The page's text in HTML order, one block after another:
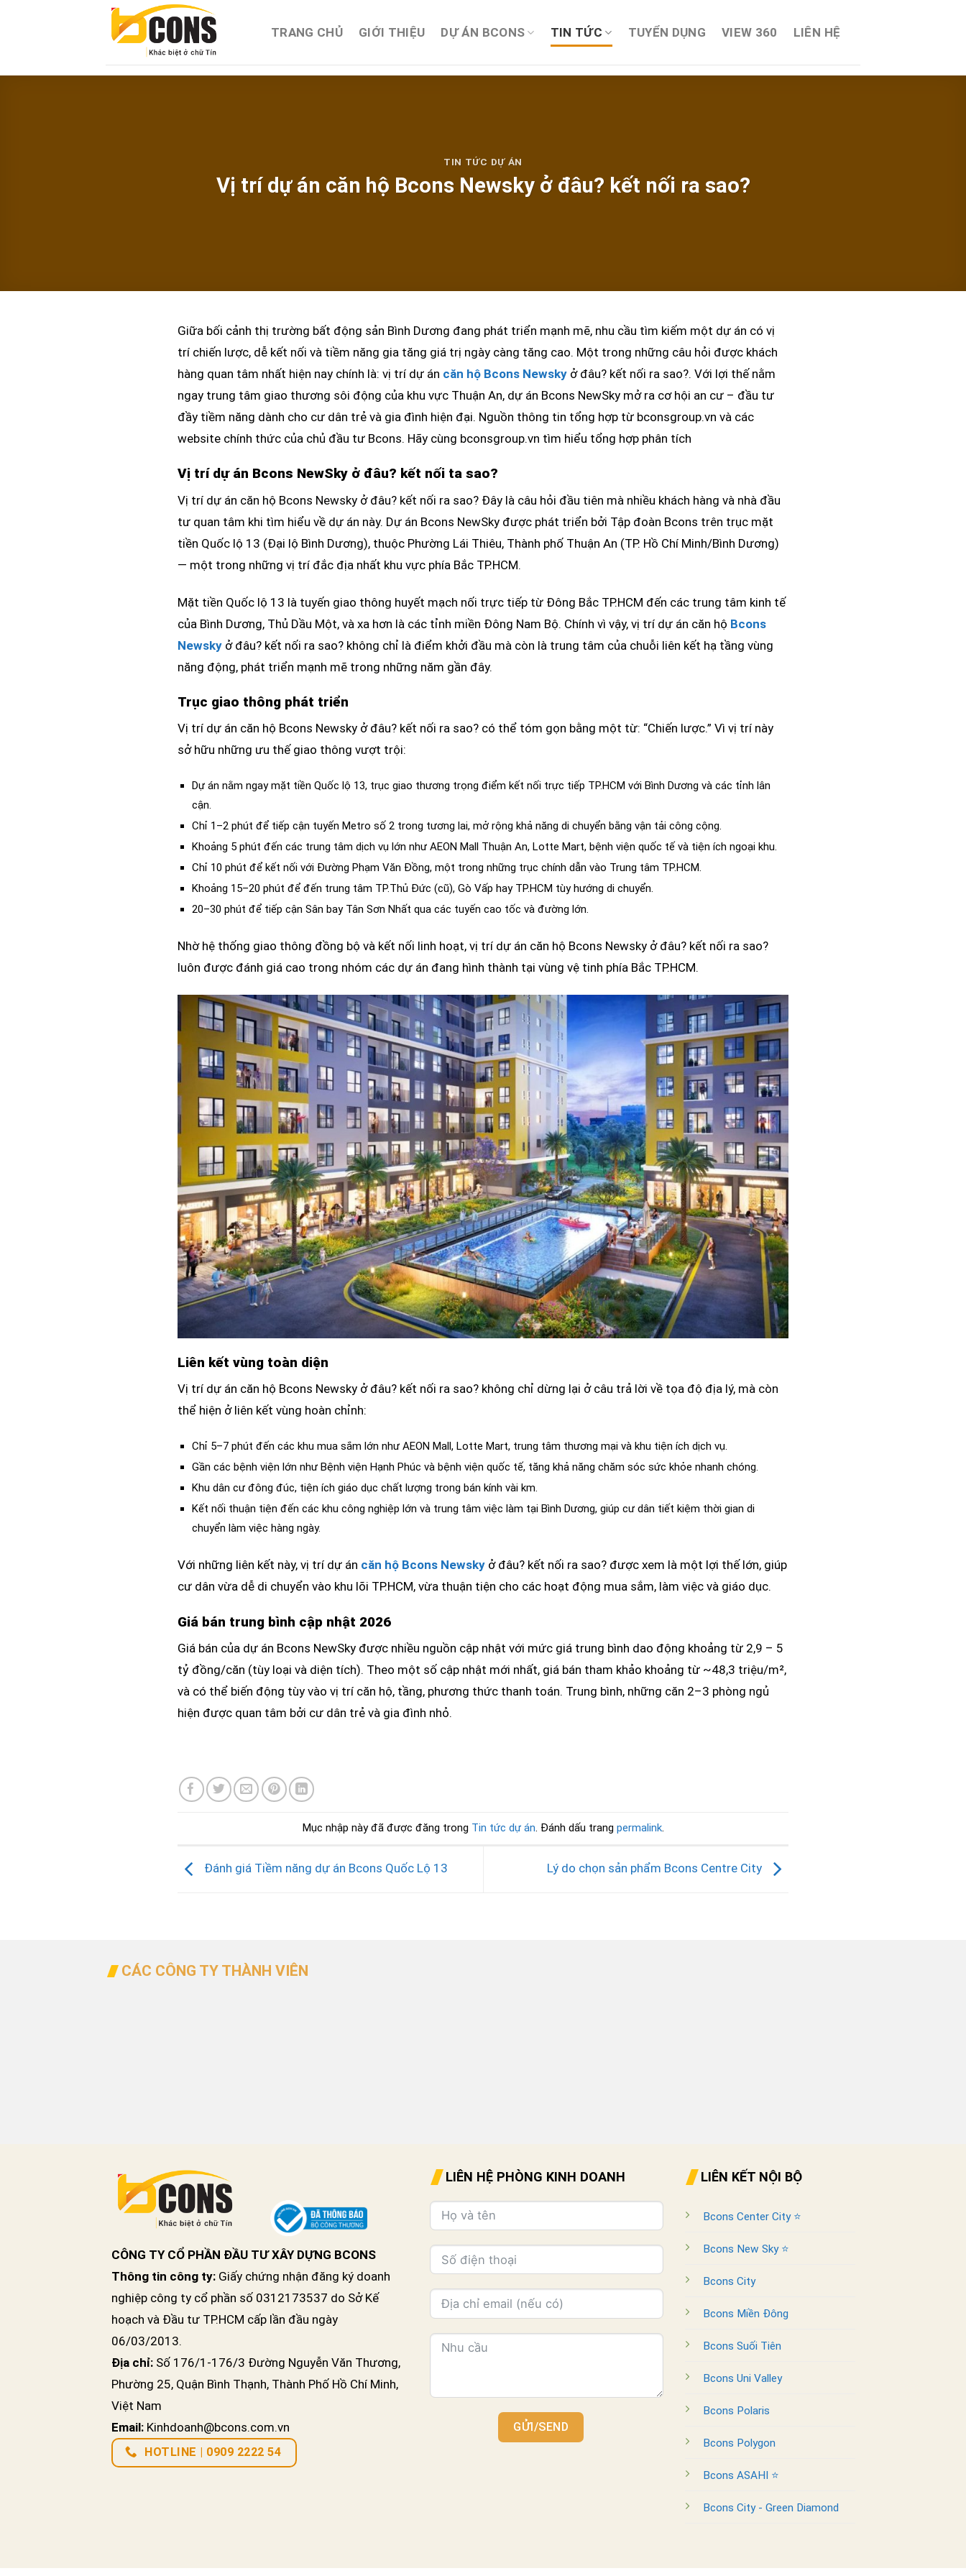
dung
TRANG CHỦ GIỚI THIỆU DỰ ÁN BCONS TIN TỨC TUYỂN DỤNG VIEW 360 LIÊN HỆ
TIN TỨC DỰ ÁN
Vị trí dự án căn hộ Bcons Newsky ở đâu? kết nối ra sao?
Giữa bối cảnh thị trường bất động sản Bình Dương đang phát triển mạnh mẽ, nhu cầu tìm kiếm một dự án có vị
trí chiến lược, dễ kết nối và tiềm năng gia tăng giá trị ngày càng tăng cao. Một trong những câu hỏi được khách
hàng quan tâm nhất hiện nay chính là: vị trí dự án căn hộ Bcons Newsky ở đâu? kết nối ra sao?. Với lợi thế nằm
ngay trung tâm giao thương sôi động của khu vực Thuận An, dự án Bcons NewSky mở ra cơ hội an cư – đầu tư
đầy tiềm năng dành cho cư dân trẻ và gia đình hiện đại. Nguồn thông tin tổng hợp từ bconsgroup.vn và các
website chính thức của chủ đầu tư Bcons. Hãy cùng bconsgroup.vn tìm hiểu tổng hợp phân tích
Vị trí dự án Bcons NewSky ở đâu? kết nối ta sao?
Vị trí dự án căn hộ Bcons Newsky ở đâu? kết nối ra sao? Đây là câu hỏi đầu tiên mà nhiều khách hàng và nhà đầu
tư quan tâm khi tìm hiểu về dự án này. Dự án Bcons NewSky được phát triển bởi Tập đoàn Bcons trên trục mặt
tiền Quốc lộ 13 (Đại lộ Bình Dương), thuộc Phường Lái Thiêu, Thành phố Thuận An (TP. Hồ Chí Minh/Bình Dương)
— một trong những vị trí đắc địa nhất khu vực phía Bắc TP.HCM.
Mặt tiền Quốc lộ 13 là tuyến giao thông huyết mạch nối trực tiếp từ Đông Bắc TP.HCM đến các trung tâm kinh tế
của Bình Dương, Thủ Dầu Một, và xa hơn là các tỉnh miền Đông Nam Bộ. Chính vì vậy, vị trí dự án căn hộ Bcons
Newsky ở đâu? kết nối ra sao? không chỉ là điểm khởi đầu mà còn là trung tâm của chuỗi liên kết hạ tầng vùng
năng động, phát triển mạnh mẽ trong những năm gần đây.
Trục giao thông phát triển
Vị trí dự án căn hộ Bcons Newsky ở đâu? kết nối ra sao? có thể tóm gọn bằng một từ: “Chiến lược.” Vì vị trí này
sở hữu những ưu thế giao thông vượt trội:
Dự án nằm ngay mặt tiền Quốc lộ 13, trục giao thương trọng điểm kết nối trực tiếp TP.HCM với Bình Dương và các tỉnh lân
cận.
Chỉ 1–2 phút để tiếp cận tuyến Metro số 2 trong tương lai, mở rộng khả năng di chuyển bằng vận tải công cộng.
Khoảng 5 phút đến các trung tâm dịch vụ lớn như AEON Mall Thuận An, Lotte Mart, bệnh viện quốc tế và tiện ích ngoại khu.
Chỉ 10 phút để kết nối với Đường Phạm Văn Đồng, một trong những trục chính dẫn vào Trung tâm TP.HCM.
Khoảng 15–20 phút để đến trung tâm TP.Thủ Đức (cũ), Gò Vấp hay TP.HCM tùy hướng di chuyển.
20–30 phút để tiếp cận Sân bay Tân Sơn Nhất qua các tuyến cao tốc và đường lớn.
Nhờ hệ thống giao thông đồng bộ và kết nối linh hoạt, vị trí dự án căn hộ Bcons Newsky ở đâu? kết nối ra sao?
luôn được đánh giá cao trong nhóm các dự án đang hình thành tại vùng vệ tinh phía Bắc TP.HCM.
Liên kết vùng toàn diện
Vị trí dự án căn hộ Bcons Newsky ở đâu? kết nối ra sao? không chỉ dừng lại ở câu trả lời về tọa độ địa lý, mà còn
thể hiện ở liên kết vùng hoàn chỉnh:
Chỉ 5–7 phút đến các khu mua sắm lớn như AEON Mall, Lotte Mart, trung tâm thương mại và khu tiện ích dịch vụ.
Gần các bệnh viện lớn như Bệnh viện Hạnh Phúc và bệnh viện quốc tế, tăng khả năng chăm sóc sức khỏe nhanh chóng.
Khu dân cư đông đúc, tiện ích giáo dục chất lượng trong bán kính vài km.
Kết nối thuận tiện đến các khu công nghiệp lớn và trung tâm việc làm tại Bình Dương, giúp cư dân tiết kiệm thời gian di
chuyển làm việc hàng ngày.
Với những liên kết này, vị trí dự án căn hộ Bcons Newsky ở đâu? kết nối ra sao? được xem là một lợi thế lớn, giúp
cư dân vừa dễ di chuyển vào khu lõi TP.HCM, vừa thuận tiện cho các hoạt động mua sắm, làm việc và giáo dục.
Giá bán trung bình cập nhật 2026
Giá bán của dự án Bcons NewSky được nhiều nguồn cập nhật với mức giá trung bình dao động khoảng từ 2,9 – 5
tỷ đồng/căn (tùy loại và diện tích). Theo một số cập nhật mới nhất, giá bán tham khảo khoảng từ ~48,3 triệu/m²,
và có thể biến động tùy vào vị trí căn hộ, tầng, phương thức thanh toán. Trung bình, những căn 2–3 phòng ngủ
hiện được quan tâm bởi cư dân trẻ và gia đình nhỏ.
Mục nhập này đã được đăng trong Tin tức dự án. Đánh dấu trang permalink.
Đánh giá Tiềm năng dự án Bcons Quốc Lộ 13 Lý do chọn sản phẩm Bcons Centre City
CÁC CÔNG TY THÀNH VIÊN
CÔNG TY CỔ PHẦN ĐẦU TƯ XÂY DỰNG BCONS
Thông tin công ty:Giấy chứng nhận đăng ký doanh
nghiệp công ty cổ phần số 0312173537 do Sở Kế
hoạch và Đầu tư TP.HCM cấp lần đầu ngày
06/03/2013.
Địa chỉ: Số 176/1-176/3 Đường Nguyễn Văn Thương,
Phường 25, Quận Bình Thạnh, Thành Phố Hồ Chí Minh,
Việt Nam
Email:Kinhdoanh@bcons.com.vn
HOTLINE | 0909 2222 54
LIÊN HỆ PHÒNG KINH DOANH
GỬI/SEND
LIÊN KẾT NỘI BỘ
Bcons Center City ⭐
Bcons New Sky ⭐
Bcons City
Bcons Miền Đông
Bcons Suối Tiên
Bcons Uni Valley
Bcons Polaris
Bcons Polygon
Bcons ASAHI ⭐
Bcons City - Green Diamond